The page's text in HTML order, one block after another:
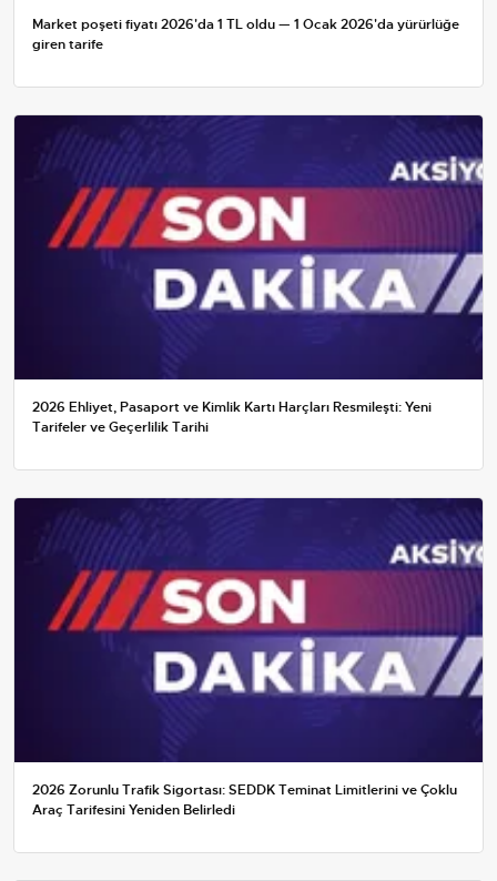
Market poşeti fiyatı 2026'da 1 TL oldu — 1 Ocak 2026'da yürürlüğe
giren tarife
2026 Ehliyet, Pasaport ve Kimlik Kartı Harçları Resmileşti: Yeni
Tarifeler ve Geçerlilik Tarihi
2026 Zorunlu Trafik Sigortası: SEDDK Teminat Limitlerini ve Çoklu
Araç Tarifesini Yeniden Belirledi